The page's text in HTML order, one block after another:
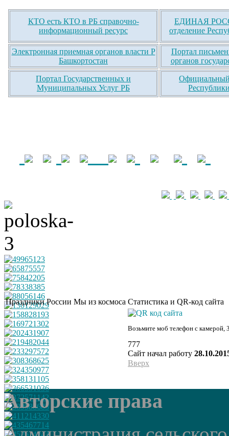
КТО есть КТО в РБ справочно-
информационный ресурс
ЕДИНАЯ
отделение
Электронная приемная органов власти Р
Башкортостан
Портал
органов
Портал Государственных и
Муниципальных Услуг РБ
Официальный
Праздники России Мы из космоса Статистика и QR-код сайта
Возьмите моб телефон с камерой,
777
Сайт начал работу
Вверх
Авторские права